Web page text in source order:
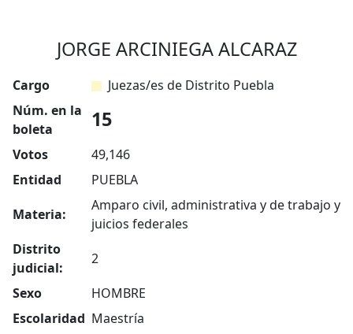
JORGE ARCINIEGA ALCARAZ
Cargo
Juezas/es de Distrito Puebla
Núm. en la
boleta
15
Votos
49,146
Entidad
PUEBLA
Materia:
Amparo civil, administrativa y de trabajo y
juicios federales
Distrito
judicial:
2
Sexo
HOMBRE
Escolaridad Maestría